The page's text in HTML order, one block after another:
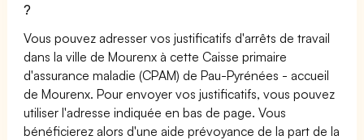
?
Vous pouvez adresser vos justificatifs d'arrêts de travail
dans la ville de Mourenx à cette Caisse primaire
d'assurance maladie (CPAM) de Pau-Pyrénées - accueil
de Mourenx. Pour envoyer vos justificatifs, vous pouvez
utiliser l'adresse indiquée en bas de page. Vous
bénéficierez alors d'une aide prévoyance de la part de la